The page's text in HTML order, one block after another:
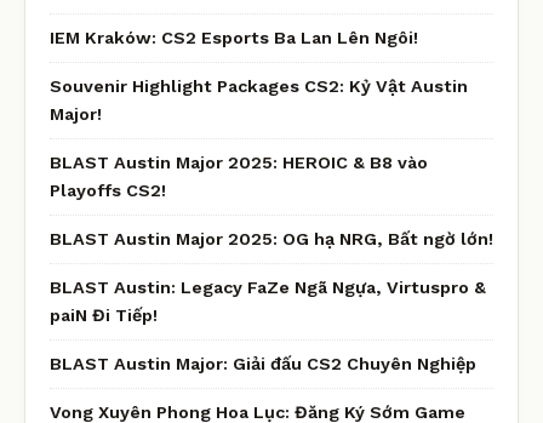
IEM Kraków: CS2 Esports Ba Lan Lên Ngôi!
Souvenir Highlight Packages CS2: Kỷ Vật Austin
Major!
BLAST Austin Major 2025: HEROIC & B8 vào
Playoffs CS2!
BLAST Austin Major 2025: OG hạ NRG, Bất ngờ lớn!
BLAST Austin: Legacy FaZe Ngã Ngựa, Virtuspro &
paiN Đi Tiếp!
BLAST Austin Major: Giải đấu CS2 Chuyên Nghiệp
Vong Xuyên Phong Hoa Lục: Đăng Ký Sớm Game